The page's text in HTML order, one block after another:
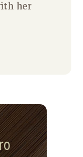
her